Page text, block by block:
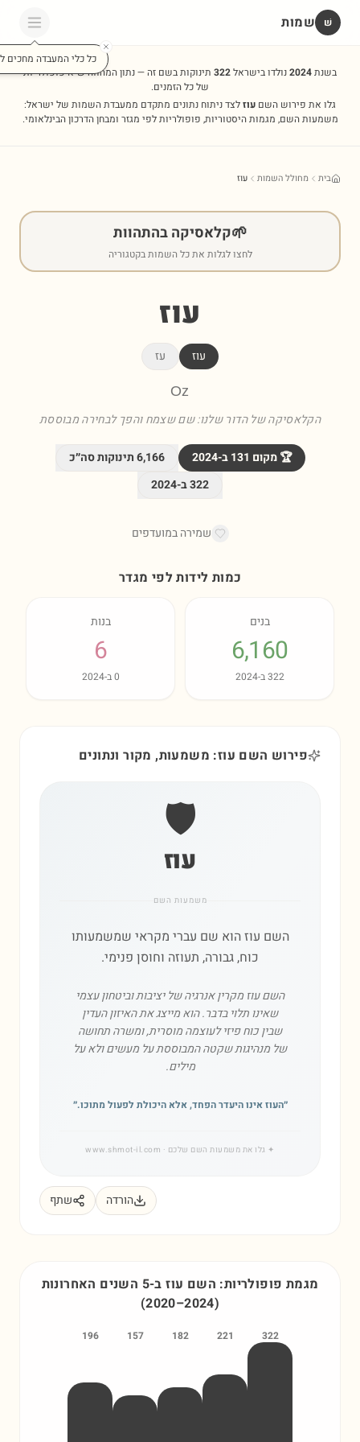
שׁ שמות
כל כלי המעבדה מחכים
בשנת2024נולדו בישראל322 תינוקות בשם זה — נתון המהווה שיא פופולריות
של כל הזמנים.
גלו את פירוש השם עוזלצד ניתוח נתונים מתקדם ממעבדת השמות של ישראל:
משמעות השם, מגמות היסטוריות, פופולריות לפי מגזר ומבחן הדרכון הבינלאומי.
בית מחולל השמות עוז
🌱קלאסיקה בהתהוות
לחצו לגלות את כל השמות בקטגוריה
עוז
עוז עז
Oz
הקלאסיקה של הדור שלנו: שם שצמח והפך לבחירה מבוססת
🏆 מקום 131ב-2024
6,166תינוקות סה״כ
322ב-2024
שמירה במועדפים
כמות לידות לפי מגדר
בנים
6,160
322ב-2024
בנות
6
0ב-2024
פירוש השם עוז: משמעות, מקור ונתונים
🛡️
עוז
משמעות השם
השם עוז הוא שם עברי מקראי שמשמעותו
כוח, גבורה, תעוזה וחוסן פנימי.
השם עוז מקרין אנרגיה של יציבות וביטחון עצמי
שאינו תלוי בדבר. הוא מייצג את האיזון העדין
שבין כוח פיזי לעוצמה מוסרית, ומשרה תחושה
של מנהיגות שקטה המבוססת על מעשים ולא על
מילים.
״העוז אינו היעדר הפחד, אלא היכולת לפעול מתוכו.״
✦ גלו את משמעות השם שלכם · www.shmot-il.com
הורדה שתף
מגמת פופולריות: השם עוזב-5 השנים האחרונות
(2020–2024)
322
221
182
157
196